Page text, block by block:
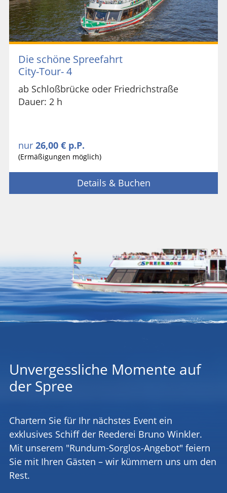
Die schöne Spreefahrt
City-Tour- 4
ab Schloßbrücke oder Friedrichstraße
Dauer: 2 h
nur 26,00 € p.P.
(Ermäßigungen möglich)
Details & Buchen
Unvergessliche Momente auf
der Spree
Chartern Sie für Ihr nächstes Event ein
exklusives Schiff der Reederei Bruno Winkler.
Mit unserem "Rundum-Sorglos-Angebot" feiern
Sie mit Ihren Gästen – wir kümmern uns um den
Rest.